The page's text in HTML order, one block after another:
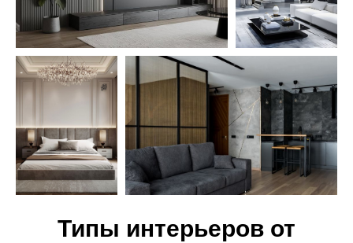
Типы интерьеров от